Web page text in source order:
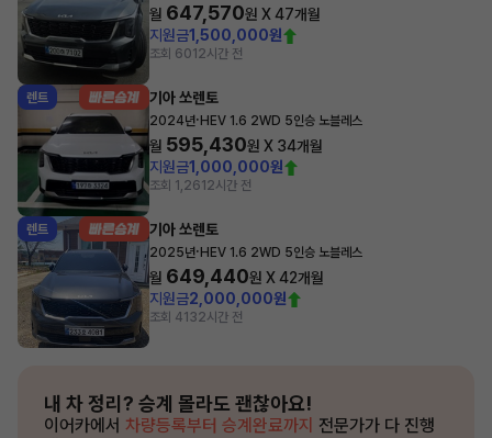
월 647,570원 X47개월
지원금1,500,000원
조회 601 2시간 전
렌트 기아 쏘렌토
2024년· HEV 1.6 2WD 5인승 노블레스
월 595,430원 X 34개월
지원금1,000,000원
조회 1,261 2시간 전
렌트 기아 쏘렌토
2025년· HEV 1.6 2WD 5인승 노블레스
월 649,440원 X42개월
지원금2,000,000원
조회 4132시간 전
내 차 정리? 승계 몰라도 괜찮아요!
이어카에서 차량등록부터 승계완료까지 전문가가 다 진행